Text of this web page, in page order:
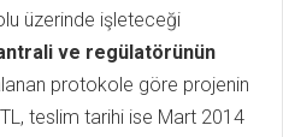
üzerinde işleteceği
ve regülatörünün
protokole göre projenin
teslim tarihi ise Mart 2014